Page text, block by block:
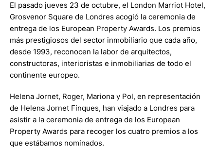
El pasado jueves 23 de octubre, el London Marriot Hotel,
Grosvenor Square de Londres acogió la ceremonia de
entrega de los European Property Awards. Los premios
más prestigiosos del sector inmobiliario que cada año,
desde 1993, reconocen la labor de arquitectos,
constructoras, interioristas e inmobiliarias de todo el
continente europeo.
Helena Jornet, Roger, Mariona y Pol, en representación
de Helena Jornet Finques, han viajado a Londres para
asistir a la ceremonia de entrega de los European
Property Awards para recoger los cuatro premios a los
que estábamos nominados.